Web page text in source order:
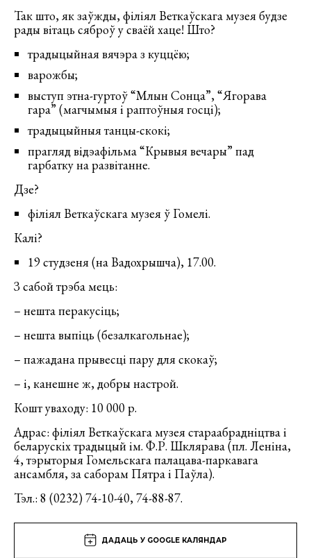
Так што, як заўжды, філіял Веткаўскага музея будзе
рады вітаць сяброў у сваёй хаце! Што?
традыцыйная вячэра з куццёю;
варожбы;
выступ этна-гуртоў “Млын Сонца”, “Ягорава
гара” (магчымыя і раптоўныя госці);
традыцыйныя танцы-скокі;
прагляд відэафільма “Крывыя вечары” пад
гарбатку на развітанне.
Дзе?
філіял Веткаўскага музея ў Гомелі.
Калі?
19 студзеня (на Вадохрышча), 17.00.
З сабой трэба мець:
– нешта перакусіць;
– нешта выпіць (безалкагольнае);
– пажадана прывесці пару для скокаў;
– і, канешне ж, добры настрой.
Кошт уваходу: 10 000 р.
Адрас: філіял Веткаўскага музея стараабрадніцтва і
беларускіх традыцый ім. Ф.Р. Шклярава (пл. Леніна,
4, тэрыторыя Гомельскага палацава-паркавага
ансамбля, за саборам Пятра і Паўла).
Тэл.: 8 (0232) 74-10-40, 74-88-87.
ДАДАЦЬ У GOOGLE КАЛЯНДАР